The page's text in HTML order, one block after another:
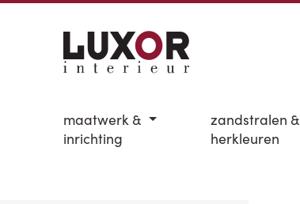
maatwerk &
inrichting
zandstralen &
herkleuren